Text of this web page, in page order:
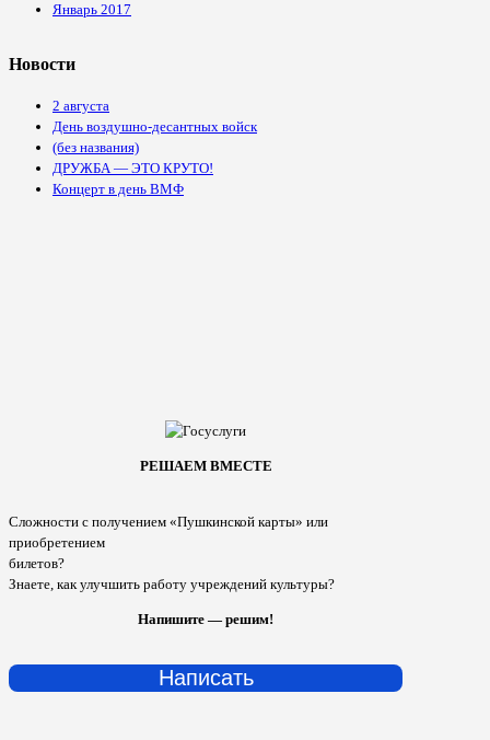
Январь 2017
Новости
2 августа
День воздушно-десантных войск
(без названия)
ДРУЖБА — ЭТО КРУТО!
Концерт в день ВМФ
РЕШАЕМ ВМЕСТЕ
Сложности с получением «Пушкинской карты» или
приобретением
билетов?
Знаете, как улучшить работу учреждений культуры?
Напишите — решим!
Написать